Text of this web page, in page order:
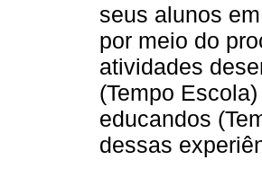
seus alunos
por meio do
atividades
(Tempo
educandos
dessas